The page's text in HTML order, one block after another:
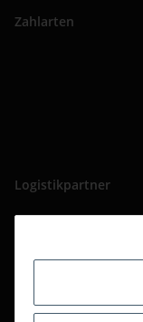
Zahlarten
Logistikpartner